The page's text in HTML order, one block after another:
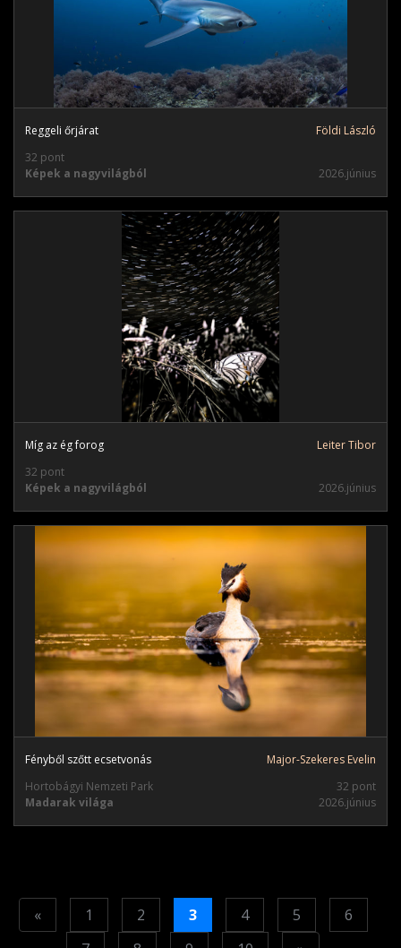
Reggeli őrjárat
Földi László
32 pont
Képek a nagyvilágból
2026.június
Míg az ég forog
Leiter Tibor
32 pont
Képek a nagyvilágból
2026.június
Fényből szőtt ecsetvonás
Major-Szekeres Evelin
Hortobágyi Nemzeti Park
32 pont
Madarak világa
2026.június
«Previous1 2 3 4 5
6